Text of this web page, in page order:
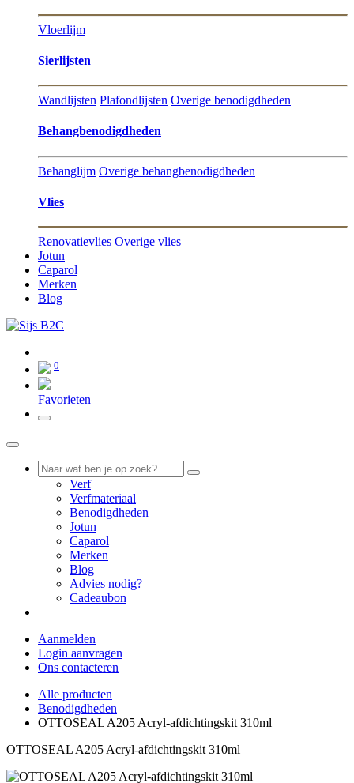
Vloerlijm
Sierlijsten
Wandlijsten Plafondlijsten Overige benodigdheden
Behangbenodigdheden
Behanglijm Overige behangbenodigdheden
Vlies
Renovatievlies Overige vlies
Jotun
Caparol
Merken
Blog
0
Favorieten
Verf
Verfmateriaal
Benodigdheden
Jotun
Caparol
Merken
Blog
Advies nodig?
Cadeaubon
Aanmelden
Login aanvragen
Ons contacteren
Alle producten
Benodigdheden
OTTOSEAL A205 Acryl-afdichtingskit 310ml
OTTOSEAL A205 Acryl-afdichtingskit 310ml